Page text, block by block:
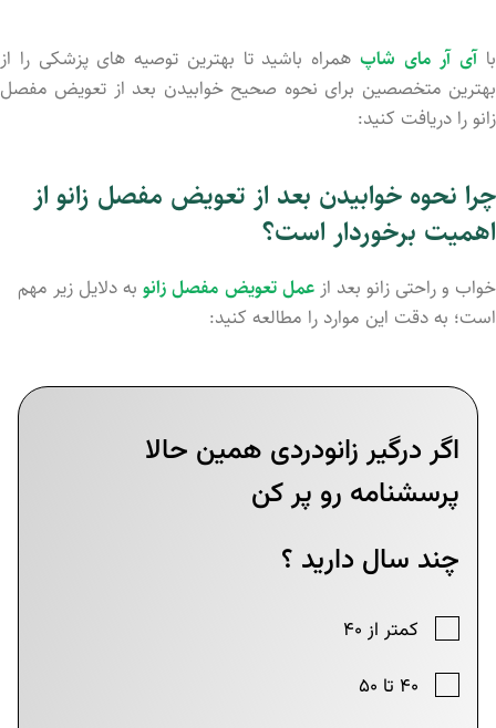
باآی آر مای شاپ همراه باشید تا بهترین توصیه های پزشکی را از
بهترین متخصصین برای نحوه صحیح خوابیدن بعد از تعویض مفصل
زانو را دریافت کنید:
چرا نحوه خوابیدن بعد از تعویض مفصل زانو از
اهمیت برخوردار است؟
خواب و راحتی زانو بعد از عمل تعویض مفصل زانو به دلایل زیر مهم
است؛ به دقت این موارد را مطالعه کنید: